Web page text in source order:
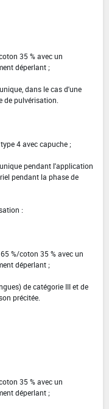
35 % avec un
déperlant ;
dans le cas d'une
de pulvérisation.
4 avec capuche ;
pendant l'application
pendant la phase de
:
%/coton 35 % avec un
déperlant ;
de catégorie III et de
précitée.
35 % avec un
déperlant ;